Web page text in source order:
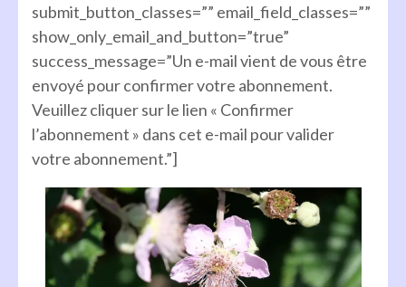
submit_button_classes=”” email_field_classes=””
show_only_email_and_button=”true”
success_message=”Un e-mail vient de vous être
envoyé pour confirmer votre abonnement.
Veuillez cliquer sur le lien « Confirmer
l’abonnement » dans cet e-mail pour valider
votre abonnement.”]